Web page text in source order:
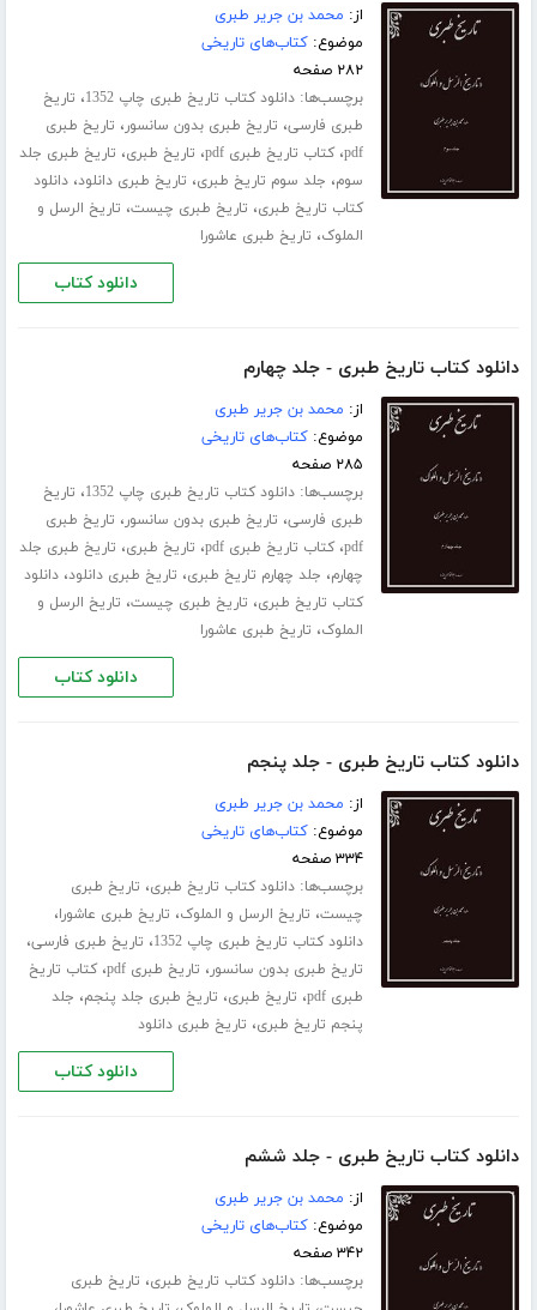
از: محمد بن جریر طبری
موضوع:کتاب‌های تاریخی
۲۸۲ صفحه
برچسب‌ها:دانلود کتاب تاریخ طبری چاپ 1352 ، تاریخ
طبری فارسی، تاریخ طبری بدون سانسور، تاریخ طبری
pdf،کتاب تاریخ طبری pdf ، تاریخ طبری، تاریخ طبری جلد
سوم، جلد سوم تاریخ طبری، تاریخ طبری دانلود،دانلود
کتاب تاریخ طبری، تاریخ طبری چیست، تاریخ الرسل و
الملوک، تاریخ طبری عاشورا
دانلود کتاب
دانلود کتاب تاریخ طبری - جلد چهارم
از: محمد بن جریر طبری
موضوع:کتاب‌های تاریخی
۲۸۵ صفحه
برچسب‌ها:دانلود کتاب تاریخ طبری چاپ 1352 ، تاریخ
طبری فارسی، تاریخ طبری بدون سانسور، تاریخ طبری
pdf،کتاب تاریخ طبری pdf ، تاریخ طبری، تاریخ طبری جلد
چهارم، جلد چهارم تاریخ طبری، تاریخ طبری دانلود،دانلود
کتاب تاریخ طبری، تاریخ طبری چیست، تاریخ الرسل و
الملوک، تاریخ طبری عاشورا
دانلود کتاب
دانلود کتاب تاریخ طبری - جلد پنجم
از: محمد بن جریر طبری
موضوع:کتاب‌های تاریخی
۳۳۴ صفحه
برچسب‌ها:دانلود کتاب تاریخ طبری، تاریخ طبری
چیست، تاریخ الرسل و الملوک، تاریخ طبری عاشورا،
دانلود کتاب تاریخ طبری چاپ 1352 ، تاریخ طبری فارسی،
تاریخ طبری بدون سانسور، تاریخ طبری pdf ،کتاب تاریخ
طبری pdf
، تاریخ طبری، تاریخ طبری جلد پنجم، جلد
پنجم تاریخ طبری، تاریخ طبری دانلود
دانلود کتاب
دانلود کتاب تاریخ طبری - جلد ششم
از: محمد بن جریر طبری
موضوع:کتاب‌های تاریخی
۳۴۲ صفحه
برچسب‌ها:دانلود کتاب تاریخ طبری، تاریخ طبری